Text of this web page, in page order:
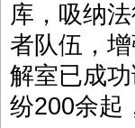
库，吸纳
者队伍，
解室已成
纷200余起